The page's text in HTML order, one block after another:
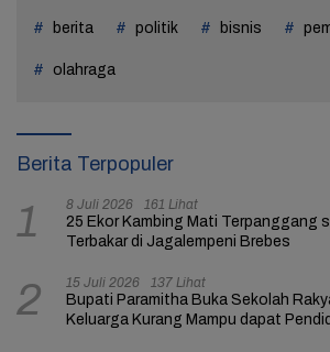
berita politik bisnis
olahraga
Berita Terpopuler
1 8 Juli 2026 161 Lihat
25 Ekor Kambing Mati Terpanggang
Terbakar di Jagalempeni Brebes
2 15 Juli 2026 137 Lihat
Bupati Paramitha Buka Sekolah
Keluarga Kurang Mampu dapat